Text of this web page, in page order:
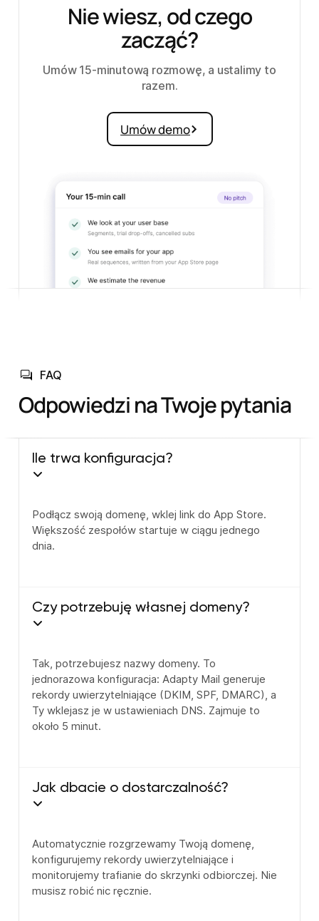
Nie wiesz, od czego
zacząć?
Umów 15-minutową rozmowę, a ustalimy to
razem.
Umów demo
FAQ
Odpowiedzi na Twoje pytania
Ile trwa konfiguracja?
Podłącz swoją domenę, wklej link do App Store.
Większość zespołów startuje w ciągu jednego
dnia.
Czy potrzebuję własnej domeny?
Tak, potrzebujesz nazwy domeny. To
jednorazowa konfiguracja: Adapty Mail generuje
rekordy uwierzytelniające (DKIM, SPF, DMARC), a
Ty wklejasz je w ustawieniach DNS. Zajmuje to
około 5 minut.
Jak dbacie o dostarczalność?
Automatycznie rozgrzewamy Twoją domenę,
konfigurujemy rekordy uwierzytelniające i
monitorujemy trafianie do skrzynki odbiorczej. Nie
musisz robić nic ręcznie.